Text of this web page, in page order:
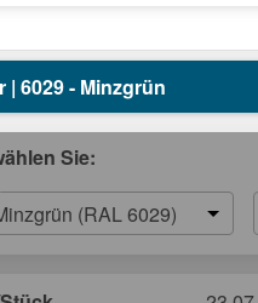
| 6029 - Minzgrün
Sie:
(RAL 6029)